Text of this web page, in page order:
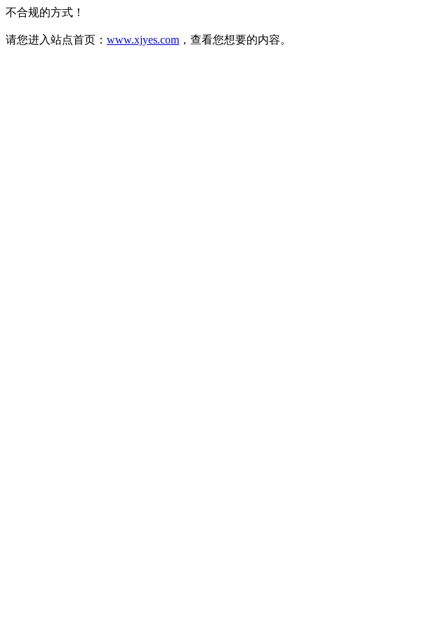
不合规的方式！
请您进入站点首页： www.xjyes.com ，查看您想要的内容。